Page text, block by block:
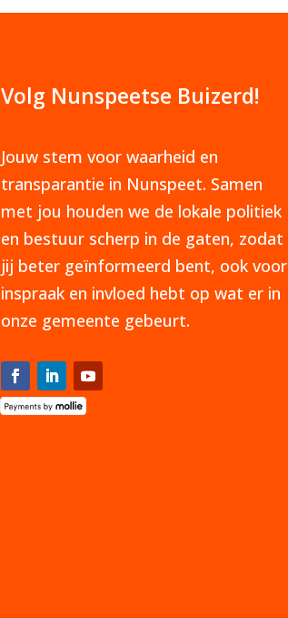
Volg Nunspeetse Buizerd!
Jouw stem voor waarheid en
transparantie in Nunspeet. Samen
met jou houden we de lokale politiek
en bestuur scherp in de gaten, zodat
jij beter geïnformeerd bent, ook voor
inspraak en invloed hebt op wat er in
onze gemeente gebeurt.